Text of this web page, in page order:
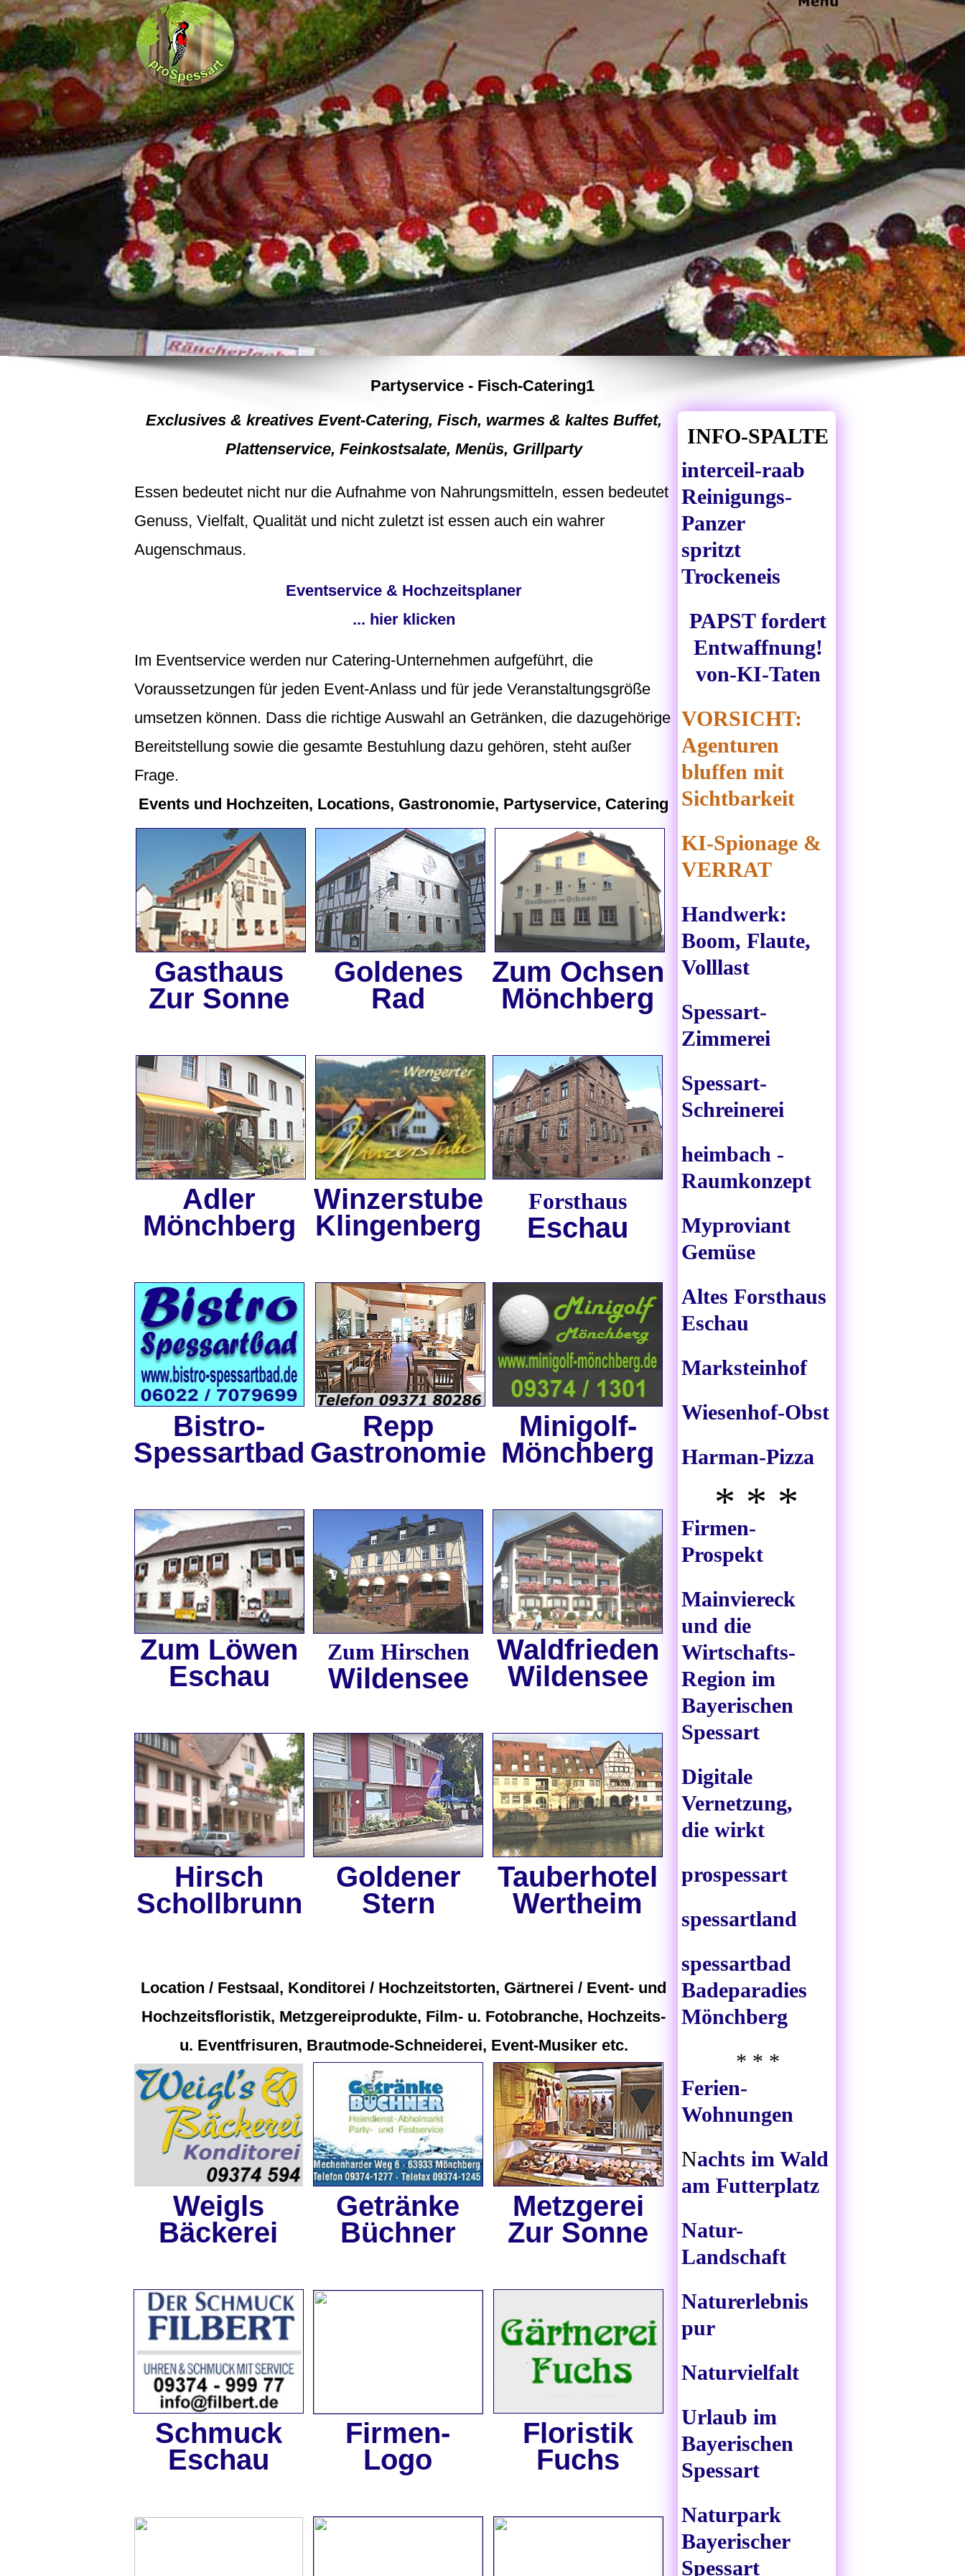
Partyservice - Fisch-Catering1
Exclusives & kreatives Event-Catering, Fisch, warmes & kaltes Buffet,
Plattenservice, Feinkostsalate, Menüs, Grillparty
Essen bedeutet nicht nur die Aufnahme von Nahrungsmitteln, essen bedeutet
Genuss, Vielfalt, Qualität und nicht zuletzt ist essen auch ein wahrer
Augenschmaus.
Eventservice & Hochzeitsplaner
... hier klicken
Im Eventservice werden nur Catering-Unternehmen aufgeführt, die
Voraussetzungen für jeden Event-Anlass und für jede Veranstaltungsgröße
umsetzen können. Dass die richtige Auswahl an Getränken, die dazugehörige
Bereitstellung sowie die gesamte Bestuhlung dazu gehören, steht außer
Frage.
Events und Hochzeiten, Locations, Gastronomie, Partyservice, Catering
Gasthaus
Zur Sonne
Goldenes
Rad
Zum Ochsen
Mönchberg
Adler
Mönchberg
Winzerstube
Klingenberg
Forsthaus
Eschau
Bistro-
Spessartbad
Repp
Gastronomie
Minigolf-
Mönchberg
Zum Löwen
Eschau
Zum Hirschen
Wildensee
Waldfrieden
Wildensee
Hirsch
Schollbrunn
Goldener
Stern
Tauberhotel
Wertheim
Location / Festsaal, Konditorei / Hochzeitstorten, Gärtnerei / Event- und
Hochzeitsfloristik, Metzgereiprodukte, Film- u. Fotobranche, Hochzeits-
u. Eventfrisuren, Brautmode-Schneiderei, Event-Musiker etc.
Weigls
Bäckerei
Getränke
Büchner
Metzgerei
Zur Sonne
Schmuck
Eschau
Firmen-
Logo
Floristik
Fuchs
INFO-SPALTE
interceil-raab
Reinigungs-
Panzer
spritzt
Trockeneis
PAPST fordert
Entwaffnung!
von-KI-Taten
VORSICHT:
Agenturen
bluffen mit
Sichtbarkeit
KI-Spionage &
VERRAT
Handwerk:
Boom, Flaute,
Volllast
Spessart-
Zimmerei
Spessart-
Schreinerei
heimbach -
Raumkonzept
Myproviant
Gemüse
Altes Forsthaus
Eschau
Marksteinhof
Wiesenhof-Obst
Harman-Pizza
* * *
Firmen-
Prospekt
Mainviereck
und die
Wirtschafts-
Region im
Bayerischen
Spessart
Digitale
Vernetzung,
die wirkt
prospessart
spessartland
spessartbad
Badeparadies
Mönchberg
* * *
Ferien-
Wohnungen
Nachts im Wald
am Futterplatz
Natur-
Landschaft
Naturerlebnis
pur
Naturvielfalt
Urlaub im
Bayerischen
Spessart
Naturpark
Bayerischer
Spessart